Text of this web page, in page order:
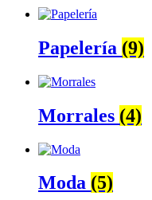
Papelería (9)
Morrales (4)
Moda (5)